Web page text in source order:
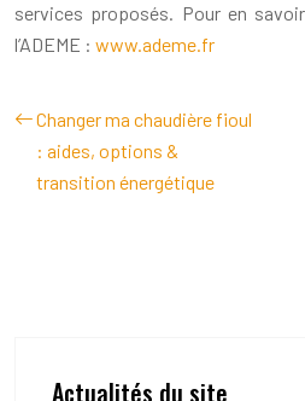
services proposés. Pour en
l’ADEME : www.ademe.fr
Changer ma chaudière fioul
: aides, options &
transition énergétique
Actualités du site